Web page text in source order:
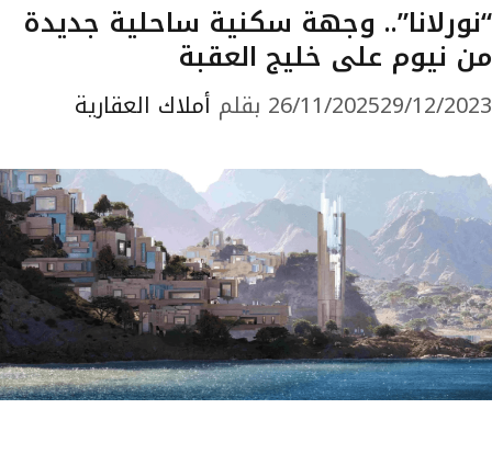
“نورلانا”.. وجهة سكنية ساحلية جديدة
من نيوم على خليج العقبة
26/11/202529/12/2023 بقلم أملاك العقارية